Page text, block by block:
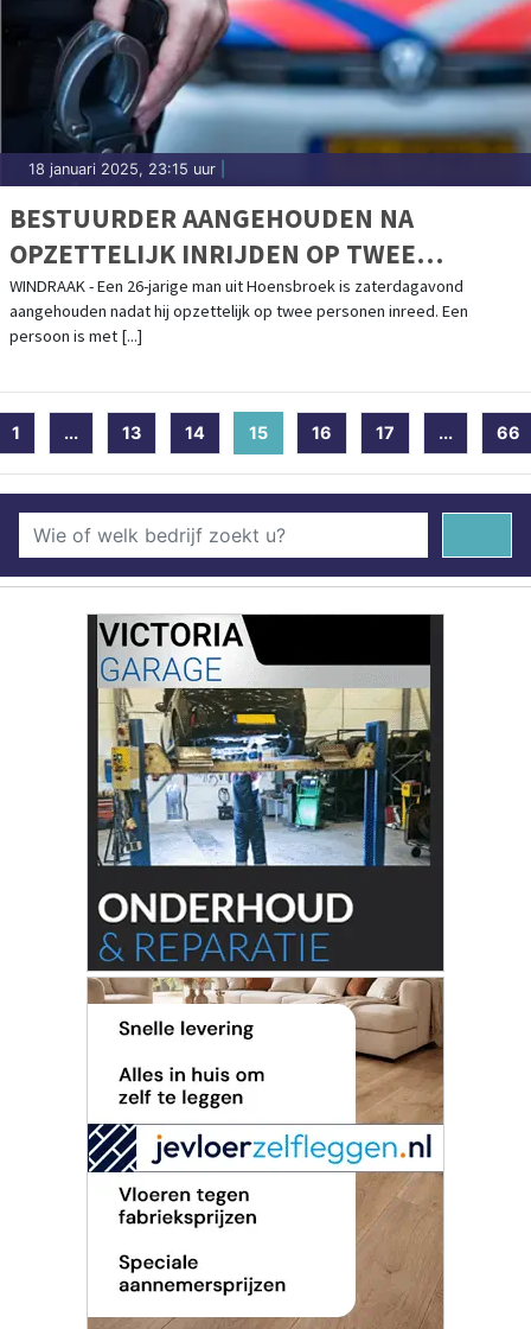
18 januari 2025, 23:15 uur
BESTUURDER AANGEHOUDEN NA
OPZETTELIJK INRIJDEN OP TWEE
VOETGANGERS
WINDRAAK - Een 26-jarige man uit Hoensbroek is zaterdagavond
aangehouden nadat hij opzettelijk op twee personen inreed. Een
persoon is met [...]
1 ... 13 14 15(current)
16 17 ... 66